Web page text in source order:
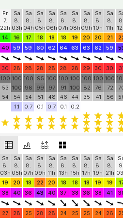
Fr
7.
22h
Sa
8.
03h
Sa
8.
04h
Sa
8.
05h
Sa
8.
06h
Sa
8.
07h
Sa
8.
08h
Sa
8.
09h
Sa
8.
10h
Sa
8.
11h
14 16 17 18 18 18 19 20 20 21
40 59 59 60 62 64 63 63 62 59
30 28 28 28 28 28 28 29 30 30
100
53
54
100
100
54
100
98
54
95
99
51
100
97
48
100
91
46
100
100
44
100
82
35
100
76
41
100
72
56
1.1 0.7 0.1 0.7 0.1 0.2
Sa
8.
03h
Sa
8.
05h
Sa
8.
07h
Sa
8.
09h
Sa
8.
11h
Sa
8.
13h
Sa
8.
15h
Sa
8.
17h
Sa
8.
19h
Sa
8.
21h
19 20 18 22 20 18 18 18 19 19
38 40 36 43 40 37 38 36 38 41
27 28 25 28 28 24 25 25 24 26